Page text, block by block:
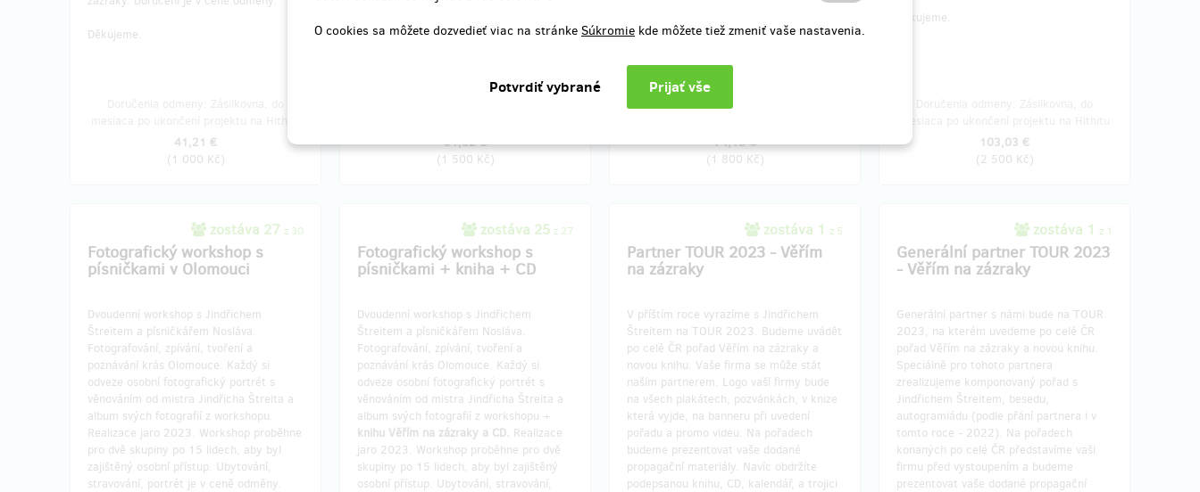
O cookies sa môžete dozvedieť viac na stránke Súkromie kde môžete tiež zmeniť vaše nastavenia.
Děkujeme.
41,21 €
(1 000 Kč)
Děkujeme.
61,82 €
(1 500 Kč)
Doručenia odmeny: Zásilkovna, do štvrť
74,18 €
(1 800 Kč)
Děkujeme.
103,03 €
(2 500 Kč)
zostáva 27 z 30
Fotografický workshop s
písničkami v Olomouci
Dvoudenní workshop s Jindřichem
Štreitem a písničkářem Nosláva.
Fotografování, zpívání, tvoření a
poznávání krás Olomouce. Každý si
odveze osobní fotografický portrét s
věnováním od mistra Jindřicha Štreita a
album svých fotografií z workshopu.
Realizace jaro 2023. Workshop proběhne
pro dvě skupiny po 15 lidech, aby byl
zajištěný osobní přístup. Ubytování,
stravování, portrét je v ceně odměny.
zostáva 25 z 27
Fotografický workshop s
písničkami + kniha + CD
Dvoudenní workshop s Jindřichem
Štreitem a písničkářem Nosláva.
Fotografování, zpívání, tvoření a
poznávání krás Olomouce. Každý si
odveze osobní fotografický portrét s
věnováním od mistra Jindřicha Štreita a
album svých fotografií z workshopu +
knihu Věřím na zázraky a CD. Realizace
jaro 2023. Workshop proběhne pro dvě
skupiny po 15 lidech, aby byl zajištěný
osobní přístup. Ubytování, stravování,
zostáva 1 z 5
Partner TOUR 2023 - Věřím
na zázraky
V příštím roce vyrazíme s Jindřichem
Štreitem na TOUR 2023. Budeme uvádět
po celé ČR pořad Věřím na zázraky a
novou knihu. Vaše firma se může stát
naším partnerem. Logo vaší firmy bude
na všech plakátech, pozvánkách, v knize
která vyjde, na banneru při uvedení
pořadu a promo videu. Na pořadech
budeme prezentovat vaše dodané
propagační materiály. Navíc obdržíte
podepsanou knihu, CD, kalendář, a trojici
zostáva 1 z 1
Generální partner TOUR 2023
- Věřím na zázraky
Generální partner s námi bude na TOUR
2023, na kterém uvedeme po celé ČR
pořad Věřím na zázraky a novou knihu.
Speciálně pro tohoto partnera
zrealizujeme komponovaný pořad s
Jindřichem Štreitem, besedu,
autogramiádu (podle přání partnera i v
tomto roce - 2022). Na pořadech
konaných po celé ČR představíme vaši
firmu před vystoupením a budeme
prezentovat vaše dodané propagační